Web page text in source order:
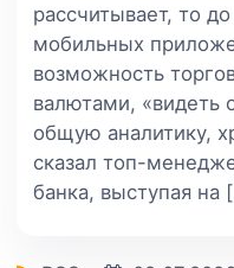
рассчитывает, то
мобильных
возможность
валютами, «видеть
общую аналитику,
сказал топ-
банка, выступая на